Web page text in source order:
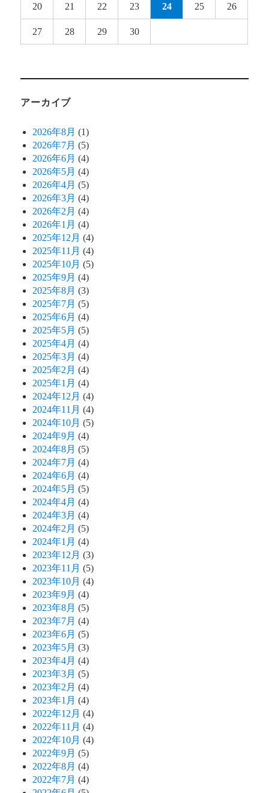
20 21 22 23 24 25 26
27 28 29 30
アーカイブ
2026年8月 (1)
2026年7月 (5)
2026年6月 (4)
2026年5月 (4)
2026年4月 (5)
2026年3月 (4)
2026年2月 (4)
2026年1月 (4)
2025年12月 (4)
2025年11月 (4)
2025年10月 (5)
2025年9月 (4)
2025年8月 (3)
2025年7月 (5)
2025年6月 (4)
2025年5月 (5)
2025年4月 (4)
2025年3月 (4)
2025年2月 (4)
2025年1月 (4)
2024年12月 (4)
2024年11月 (4)
2024年10月 (5)
2024年9月 (4)
2024年8月 (5)
2024年7月 (4)
2024年6月 (4)
2024年5月 (5)
2024年4月 (4)
2024年3月 (4)
2024年2月 (5)
2024年1月 (4)
2023年12月 (3)
2023年11月 (5)
2023年10月 (4)
2023年9月 (4)
2023年8月 (5)
2023年7月 (4)
2023年6月 (5)
2023年5月 (3)
2023年4月 (4)
2023年3月 (5)
2023年2月 (4)
2023年1月 (4)
2022年12月 (4)
2022年11月 (4)
2022年10月 (4)
2022年9月 (5)
2022年8月 (4)
2022年7月 (4)